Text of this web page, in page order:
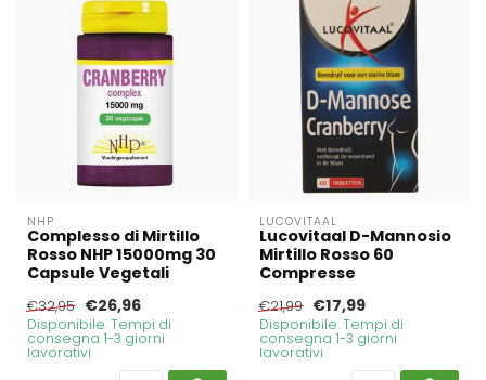
NHP
Complesso di Mirtillo
Rosso NHP 15000mg 30
Capsule Vegetali
€32,95 €26,96
Disponibile. Tempi di
consegna 1-3 giorni
lavorativi
LUCOVITAAL
Lucovitaal D-Mannosio
Mirtillo Rosso 60
Compresse
€21,99 €17,99
Disponibile. Tempi di
consegna 1-3 giorni
lavorativi